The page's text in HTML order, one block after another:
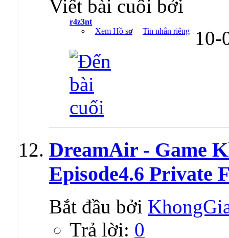
Viết bài cuối bởi
r4z3nt
Xem Hồ sơ
Tin nhắn riêng
DreamAir - Game
Episode4.6 Private
Bắt đầu bởi
Trả lời: 0